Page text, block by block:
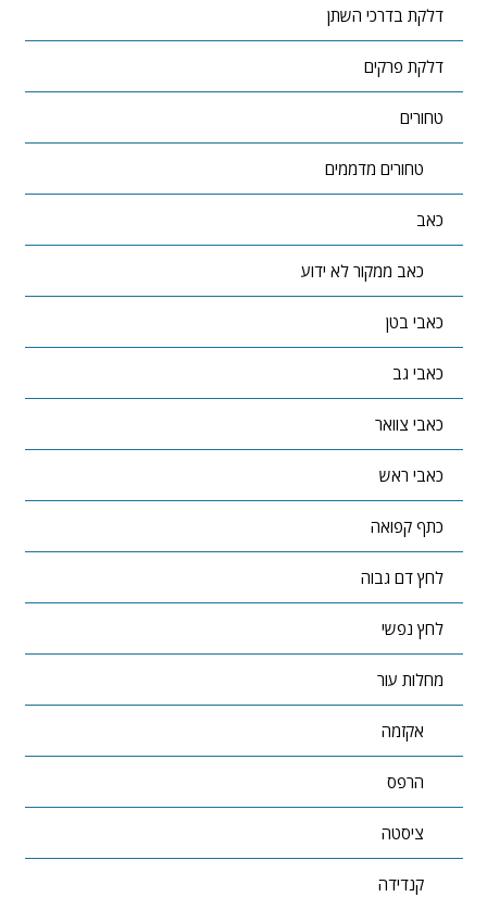
דלקת בדרכי השתן
דלקת פרקים
טחורים
טחורים מדממים
כאב
כאב ממקור לא ידוע
כאבי בטן
כאבי גב
כאבי צוואר
כאבי ראש
כתף קפואה
לחץ דם גבוה
לחץ נפשי
מחלות עור
אקזמה
הרפס
ציסטה
קנדידה